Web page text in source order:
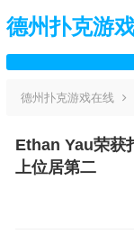
德州扑克游
德州扑克游戏在线
Ethan Yau荣获
上位居第二